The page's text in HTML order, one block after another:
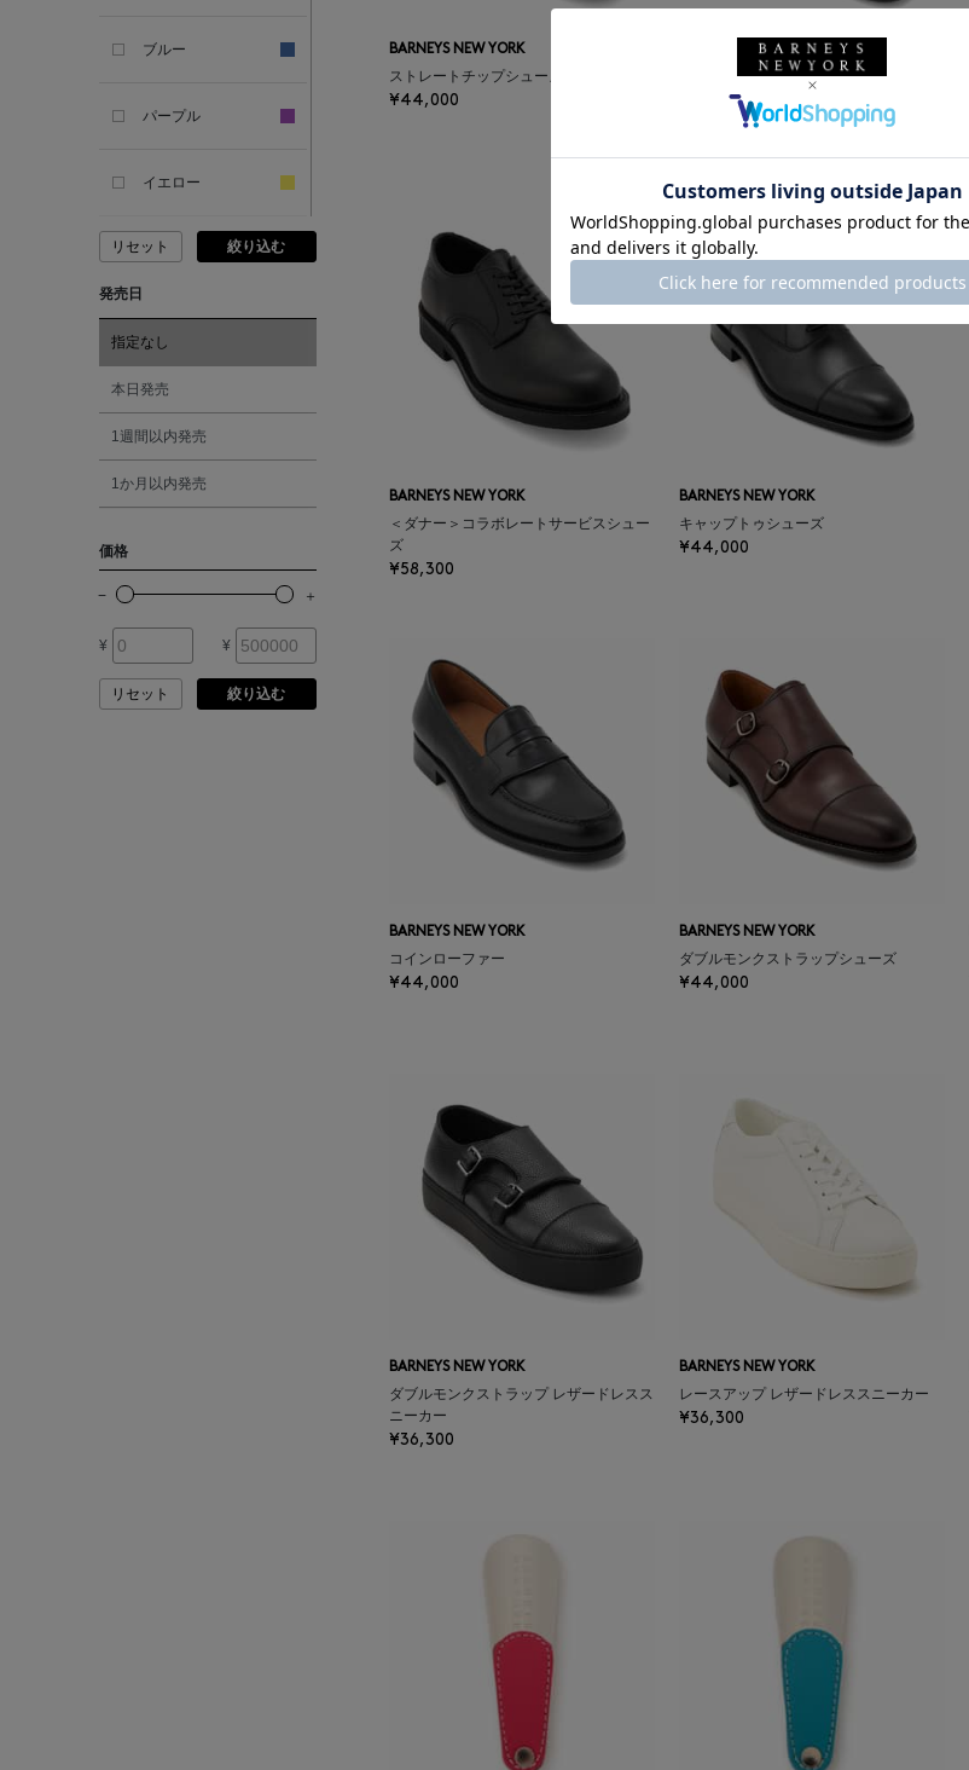
ANDERSONS
ANYA HINDMARCH
ARCS LONDON
ARIANNA
ARMA
ASAUCE MELER
ブルー
パープル
イエロー
ピンク
レッド
オレンジ
シルバー
リセット 絞り込む
発売日
指定なし
本日発売
1週間以内発売
1か月以内発売
価格
¥ ¥
リセット 絞り込む
BARNEYS NEW YORK
ストレートチップシューズ
¥44,000
BARNEYS NEW YORK
ストレートチップシューズ
¥44,000
BARNEYS NEW YORK
＜ダナー＞コラボレートサービスシュー
ズ
¥58,300
BARNEYS NEW YORK
キャップトゥシューズ
¥44,000
BARNEYS NEW YORK
コインローファー
¥44,000
BARNEYS NEW YORK
ダブルモンクストラップシューズ
¥44,000
BARNEYS NEW YORK
ダブルモンクストラップ レザードレスス
ニーカー
¥36,300
BARNEYS NEW YORK
レースアップ レザードレススニーカー
¥36,300